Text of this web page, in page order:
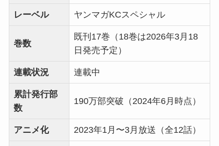
レーベル ヤンマガKCスペシャル
巻数
既刊17巻（18巻は2026年3月18
日発売予定）
連載状況 連載中
累計発行部
数
190万部突破（2024年6月時点）
アニメ化 2023年1月〜3月放送（全12話）